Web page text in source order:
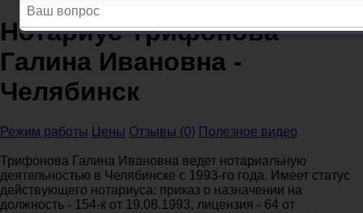
Нотариус Трифонова
Галина Ивановна -
Челябинск
Режим работы Цены Отзывы (0) Полезное видео
Трифонова Галина Ивановна ведет нотариальную
деятельностью в Челябинске с 1993-го года. Имеет статус
действующего нотариуса: приказ о назначении на
должность - 154-к от 19.08.1993, лицензия - 64 от